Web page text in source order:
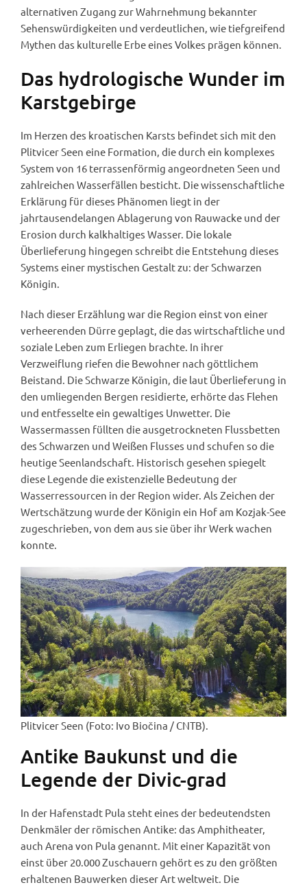
alternativen Zugang zur Wahrnehmung bekannter
Sehenswürdigkeiten und verdeutlichen, wie tiefgreifend
Mythen das kulturelle Erbe eines Volkes prägen können.
Das hydrologische Wunder im
Karstgebirge
Im Herzen des kroatischen Karsts befindet sich mit den
Plitvicer Seen eine Formation, die durch ein komplexes
System von 16 terrassenförmig angeordneten Seen und
zahlreichen Wasserfällen besticht. Die wissenschaftliche
Erklärung für dieses Phänomen liegt in der
jahrtausendelangen Ablagerung von Rauwacke und der
Erosion durch kalkhaltiges Wasser. Die lokale
Überlieferung hingegen schreibt die Entstehung dieses
Systems einer mystischen Gestalt zu: der Schwarzen
Königin.
Nach dieser Erzählung war die Region einst von einer
verheerenden Dürre geplagt, die das wirtschaftliche und
soziale Leben zum Erliegen brachte. In ihrer
Verzweiflung riefen die Bewohner nach göttlichem
Beistand. Die Schwarze Königin, die laut Überlieferung in
den umliegenden Bergen residierte, erhörte das Flehen
und entfesselte ein gewaltiges Unwetter. Die
Wassermassen füllten die ausgetrockneten Flussbetten
des Schwarzen und Weißen Flusses und schufen so die
heutige Seenlandschaft. Historisch gesehen spiegelt
diese Legende die existenzielle Bedeutung der
Wasserressourcen in der Region wider. Als Zeichen der
Wertschätzung wurde der Königin ein Hof am Kozjak-See
zugeschrieben, von dem aus sie über ihr Werk wachen
konnte.
Plitvicer Seen (Foto: Ivo Biočina / CNTB).
Antike Baukunst und die
Legende der Divic-grad
In der Hafenstadt Pula steht eines der bedeutendsten
Denkmäler der römischen Antike: das Amphitheater,
auch Arena von Pula genannt. Mit einer Kapazität von
einst über 20.000 Zuschauern gehört es zu den größten
erhaltenen Bauwerken dieser Art weltweit. Die